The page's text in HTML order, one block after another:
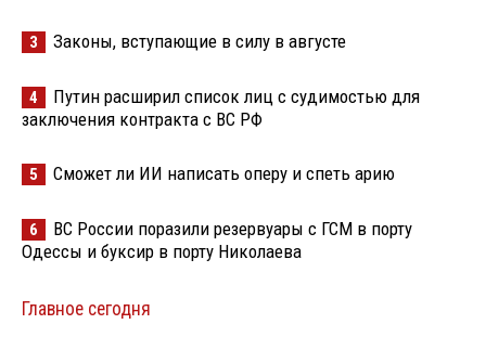
3 Законы, вступающие в силу в августе
4
Путин расширил список лиц с судимостью для
заключения контракта с ВС РФ
5 Сможет ли ИИ написать оперу и спеть арию
6
ВС России поразили резервуары с ГСМ в порту
Одессы и буксир в порту Николаева
Главное сегодня